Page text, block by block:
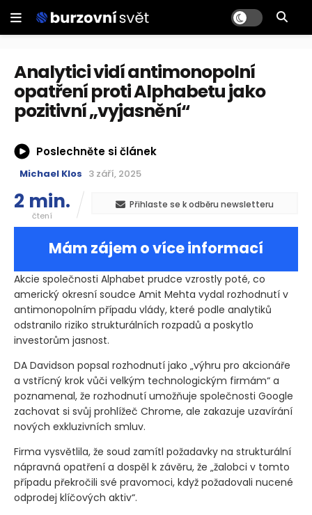
Analytici vidí antimonopolní
opatření proti Alphabetu jako
pozitivní „vyjasnění“
Poslechněte si článek
Michael Klos 3 září, 2025
2 min.
čtení
Přihlaste se k odběru newsletteru
Mám zájem o více informací
Akcie společnosti Alphabet prudce vzrostly poté, co
americký okresní soudce Amit Mehta vydal rozhodnutí v
antimonopolním případu vlády, které podle analytiků
odstranilo riziko strukturálních rozpadů a poskytlo
investorům jasnost.
DA Davidson popsal rozhodnutí jako „výhru pro akcionáře
a vstřícný krok vůči velkým technologickým firmám“ a
poznamenal, že rozhodnutí umožňuje společnosti Google
zachovat si svůj prohlížeč Chrome, ale zakazuje uzavírání
nových exkluzivních smluv.
Firma vysvětlila, že soud zamítl požadavky na strukturální
nápravná opatření a dospěl k závěru, že „žalobci v tomto
případu překročili své pravomoci, když požadovali nucené
odprodej klíčových aktiv“.